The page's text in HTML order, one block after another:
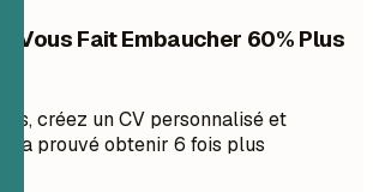
Vous Fait Embaucher 60% Plus
créez un CV personnalisé et
a prouvé obtenir 6 fois plus